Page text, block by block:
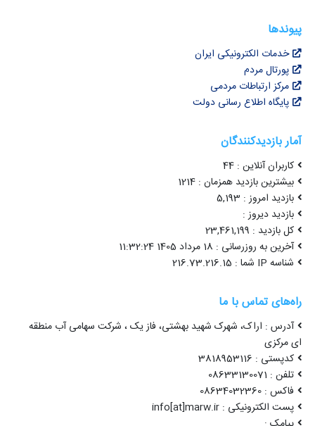
پیوندها
خدمات الکترونیکی ایران
پورتال مردم
مرکز ارتباطات مردمی
پایگاه اطلاع رسانی دولت
آمار بازدیدکنندگان
کاربران آنلاین : 44
بیشترین بازدید همزمان : 1214
بازدید امروز : 5,193
بازدید دیروز :
کل بازدید : 23,461,199
آخرین به روزرسانی : 18 مرداد 1405 11:32:24
شناسه IP شما : 216.73.216.15
راه‌های تماس با ما
آدرس : اراک، شهرک شهید بهشتی، فاز یک ، شرکت سهامی آب منطقه
ای مرکزی
کدپستی : 3818953116
تلفن : 08633130071
فاکس : 08634032360
پست الکترونیکی : info[at]marw.ir